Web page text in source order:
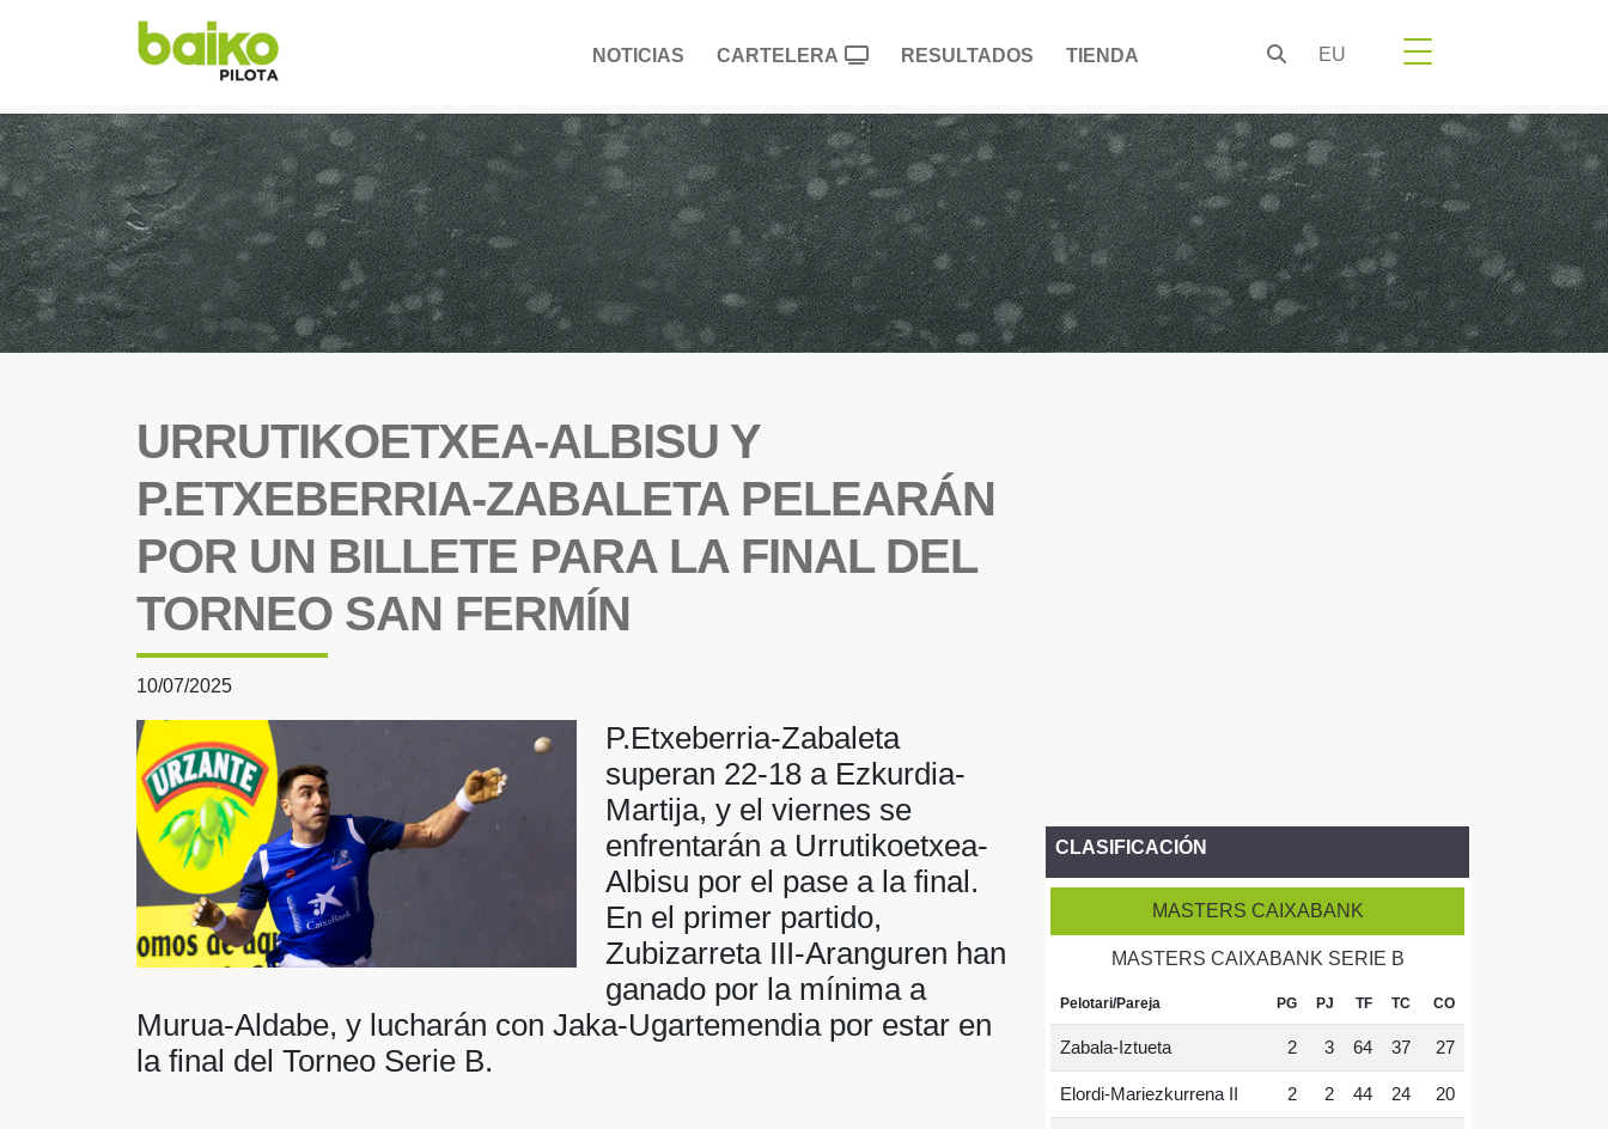
NOTICIAS CARTELERA RESULTADOS TIENDA EU
URRUTIKOETXEA-ALBISU Y
P.ETXEBERRIA-ZABALETA PELEARÁN
POR UN BILLETE PARA LA FINAL DEL
TORNEO SAN FERMÍN
10/07/2025
P.Etxeberria-Zabaleta
superan 22-18 a Ezkurdia-
Martija, y el viernes se
enfrentarán a Urrutikoetxea-
Albisu por el pase a la final.
En el primer partido,
Zubizarreta III-Aranguren han
ganado por la mínima a
Murua-Aldabe, y lucharán con Jaka-Ugartemendia por estar en
la final del Torneo Serie B.
CLASIFICACIÓN
MASTERS CAIXABANK
MASTERS CAIXABANK SERIE B
Pelotari/Pareja PG PJ TF TC CO
Zabala-Iztueta 2 3 64 37 27
Elordi-Mariezkurrena II 2 2 44 24 20